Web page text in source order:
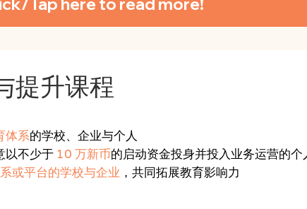
提升课程
体系的学校、企业与个人
以不少于 10 万新币的启动资金投身并投入业务运营的个
或平台的学校与企业 ，共同拓展教育影响力